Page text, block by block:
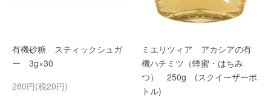
有機砂糖 スティックシュガ
ー 3g×30
280円(税20円)
ミエリツィア アカシアの有
機ハチミツ（蜂蜜・はちみ
つ） 250g (スクイーザーボ
トル)